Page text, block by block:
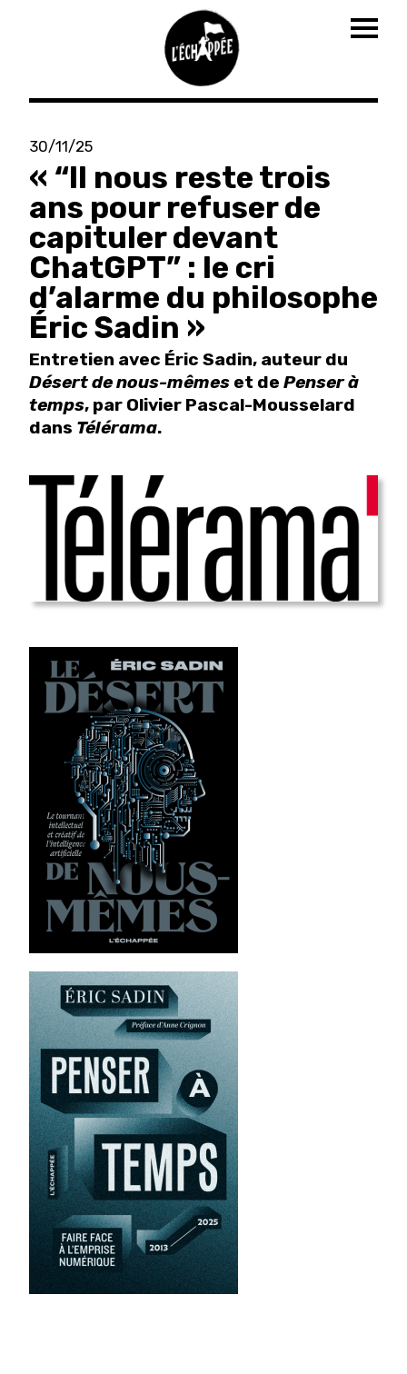
Aller
contenu
principal
30/11/25
« “Il nous reste trois
ans pour refuser de
capituler devant
ChatGPT” : le cri
d’alarme du philosophe
Éric Sadin »
Entretien avec Éric Sadin, auteur du
Désert de nous-mêmes et de Penser à
temps, par Olivier Pascal-Mousselard
dans Télérama.